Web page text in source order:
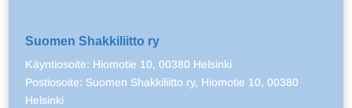
Suomen Shakkiliitto ry
Käyntiosoite: Hiomotie 10, 00380 Helsinki
Postiosoite: Suomen Shakkiliitto ry, Hiomotie 10, 00380
Helsinki